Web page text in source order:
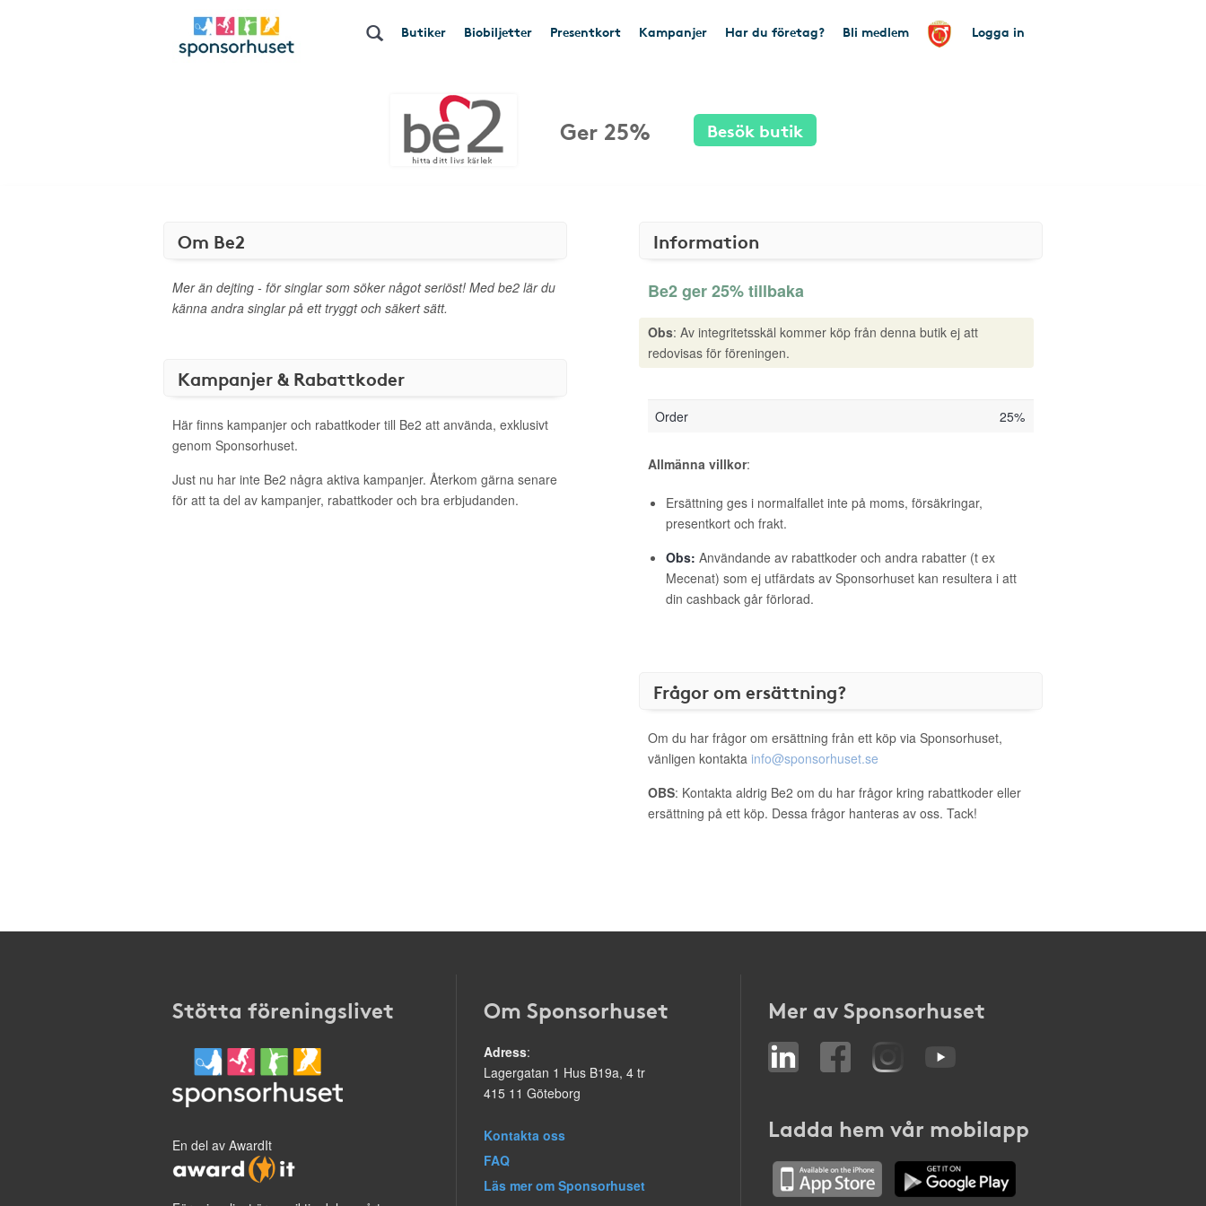
Butiker Biobiljetter Presentkort Kampanjer Har du företag? Bli medlem Logga in
Ger 25% Besök butik
Om Be2
Mer än dejting - för singlar som söker något seriöst! Med be2 lär du
känna andra singlar på ett tryggt och säkert sätt.
Kampanjer & Rabattkoder
Här finns kampanjer och rabattkoder till Be2 att använda, exklusivt
genom Sponsorhuset.
Just nu har inte Be2 några aktiva kampanjer. Återkom gärna senare
för att ta del av kampanjer, rabattkoder och bra erbjudanden.
Information
Be2 ger 25% tillbaka
Obs: Av integritetsskäl kommer köp från denna butik ej att
redovisas för föreningen.
Order 25%
Allmänna villkor:
Ersättning ges i normalfallet inte på moms, försäkringar,
presentkort och frakt.
Obs: Användande av rabattkoder och andra rabatter (t ex
Mecenat) som ej utfärdats av Sponsorhuset kan resultera i att
din cashback går förlorad.
Frågor om ersättning?
Om du har frågor om ersättning från ett köp via Sponsorhuset,
vänligen kontakta info@sponsorhuset.se
OBS: Kontakta aldrig Be2 om du har frågor kring rabattkoder eller
ersättning på ett köp. Dessa frågor hanteras av oss. Tack!
Stötta föreningslivet
En del av AwardIt
Om Sponsorhuset
Adress:
Lagergatan 1 Hus B19a, 4 tr
415 11 Göteborg
Kontakta oss
FAQ
Läs mer om Sponsorhuset
Mer av Sponsorhuset
Ladda hem vår mobilapp